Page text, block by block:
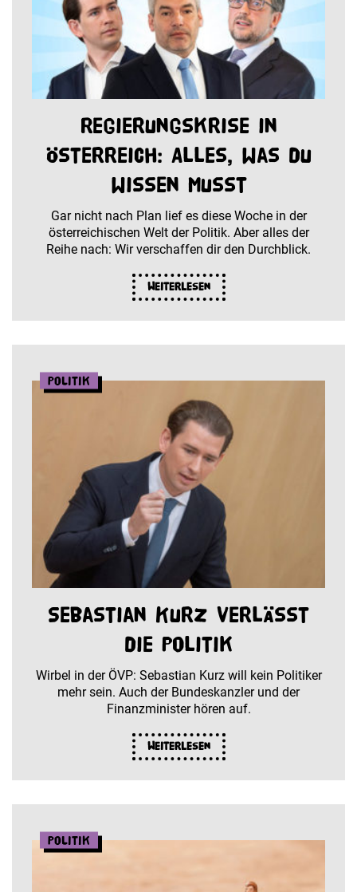
Regierungskrise in
Österreich: Alles, was du
wissen musst
Gar nicht nach Plan lief es diese Woche in der
österreichischen Welt der Politik. Aber alles der
Reihe nach: Wir verschaffen dir den Durchblick.
Weiterlesen
Politik
Sebastian Kurz verlässt
die Politik
Wirbel in der ÖVP: Sebastian Kurz will kein Politiker
mehr sein. Auch der Bundeskanzler und der
Finanzminister hören auf.
Weiterlesen
Politik